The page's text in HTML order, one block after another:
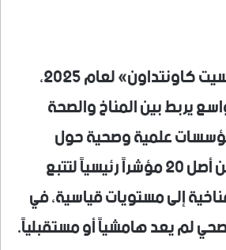
وبحسب تقرير «لانسيت كاونتداون» لعام 2025،
يربط بين المناخ والصحة
علمية وصحية حول
العالم، وصلت 12 من أصل 20 مؤشراً رئيسياً لتتبع
إلى مستويات قياسية، في
لم يعد هامشياً أو مستقبلياً.